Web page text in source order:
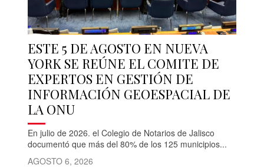
ESTE 5 DE AGOSTO EN NUEVA
YORK SE REÚNE EL COMITE DE
EXPERTOS EN GESTIÓN DE
INFORMACIÓN GEOESPACIAL DE
LA ONU
En julio de 2026. el Colegio de Notarios de Jalisco
documentó que más del 80% de los 125 municipios...
AGOSTO 6, 2026